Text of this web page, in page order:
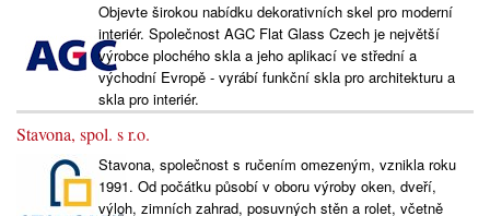
Objevte širokou nabídku dekorativních skel pro moderní
interiér. Společnost AGC Flat Glass Czech je největší
výrobce plochého skla a jeho aplikací ve střední a
východní Evropě - vyrábí funkční skla pro architekturu a
skla pro interiér.
Stavona, spol. s r.o.
Stavona, společnost s ručením omezeným, vznikla roku
1991. Od počátku působí v oboru výroby oken, dveří,
výloh, zimních zahrad, posuvných stěn a rolet, včetně